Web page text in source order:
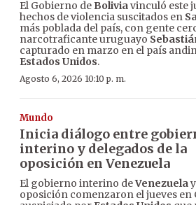
El Gobierno de Boliviavinculó este
hechos de violencia suscitados en
más poblada del país, con gente
narcotraficante uruguayo
capturado en marzo en el país
Estados Unidos.
Agosto 6, 2026 10:10 p. m.
Mundo
Inicia diálogo entre
interino y delegados de la
oposición en Venezuela
El gobierno interino deVenezuela
oposición comenzaron el jueves en